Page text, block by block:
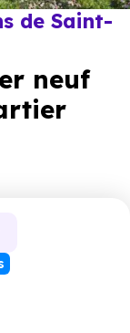
de Saint-
neuf